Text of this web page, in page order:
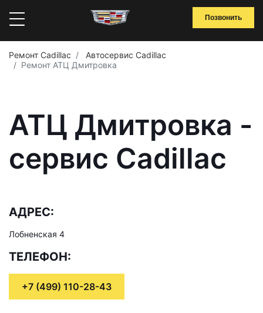
Позвонить
Ремонт Cadillac
Автосервис Cadillac
Ремонт АТЦ Дмитровка
АТЦ Дмитровка -
сервис Cadillac
АДРЕС:
Лобненская 4
ТЕЛЕФОН:
+7 (499) 110-28-43